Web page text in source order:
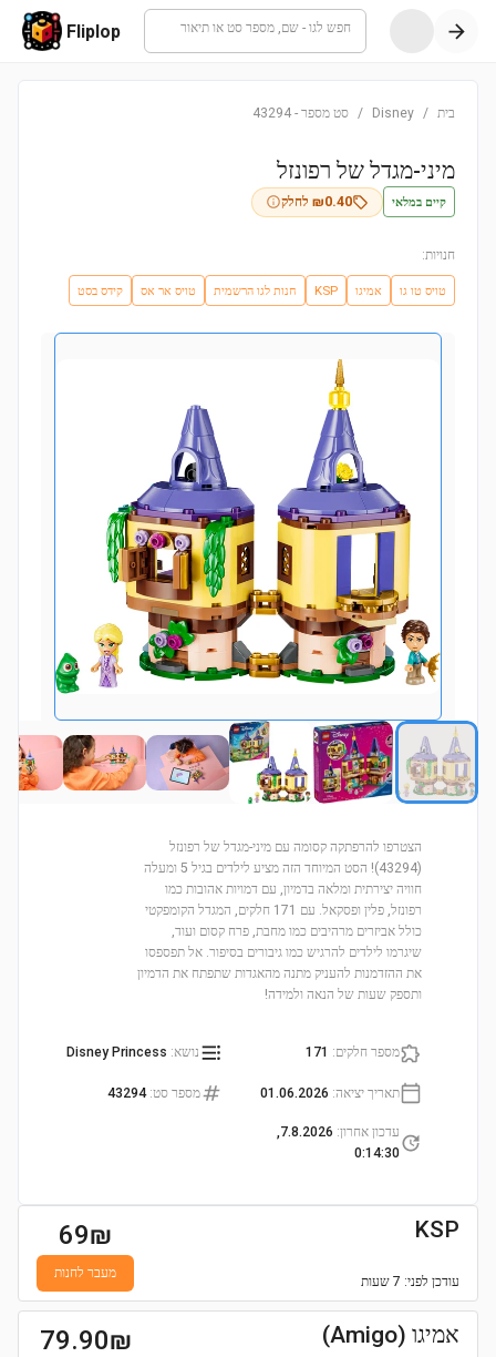
חפש לגו - שם, מספר סט או תיאור Fliplop
בית /
Disney
/ סט מספר -
43294
מיני-מגדל של רפונזל
קיים במלאי ₪0.40 לחלק
חנויות:
טויס טו גו אמיגו KSP חנות לגו הרשמית טויס אר אס קידס בסט
הצטרפו להרפתקה קסומה עם מיני-מגדל של רפונזל
(43294)! הסט המיוחד הזה מציע לילדים בגיל 5 ומעלה
חוויה יצירתית ומלאה בדמיון, עם דמויות אהובות כמו
רפונזל, פלין ופסקאל. עם 171 חלקים, המגדל הקומפקטי
כולל אביזרים מרהיבים כמו מחבת, פרח קסום ועוד,
שיגרמו לילדים להרגיש כמו גיבורים בסיפור. אל תפספסו
את ההזדמנות להעניק מתנה מהאגדות שתפתח את הדמיון
ותספק שעות של הנאה ולמידה!
מספר חלקים:
171 נושא:
Disney Princess
תאריך יציאה:
01.06.2026 מספר סט:
43294
עדכון אחרון:
7.8.2026,
0:14:30
KSP
עודכן לפני: 7 שעות
69₪
מעבר לחנות
אמיגו (Amigo) 79.90₪